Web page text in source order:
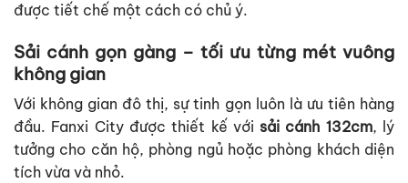
được tiết chế một cách có chủ ý.
Sải cánh gọn gàng – tối ưu từng mét vuông
không gian
Với không gian đô thị, sự tinh gọn luôn là ưu tiên hàng
đầu. Fanxi City được thiết kế với sải cánh 132cm, lý
tưởng cho căn hộ, phòng ngủ hoặc phòng khách diện
tích vừa và nhỏ.